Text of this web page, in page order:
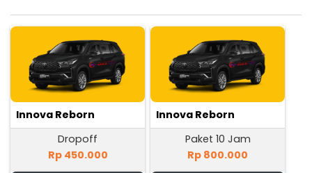
Innova Reborn
Dropoff
Rp 450.000
Innova Reborn
Paket 10 Jam
Rp 800.000